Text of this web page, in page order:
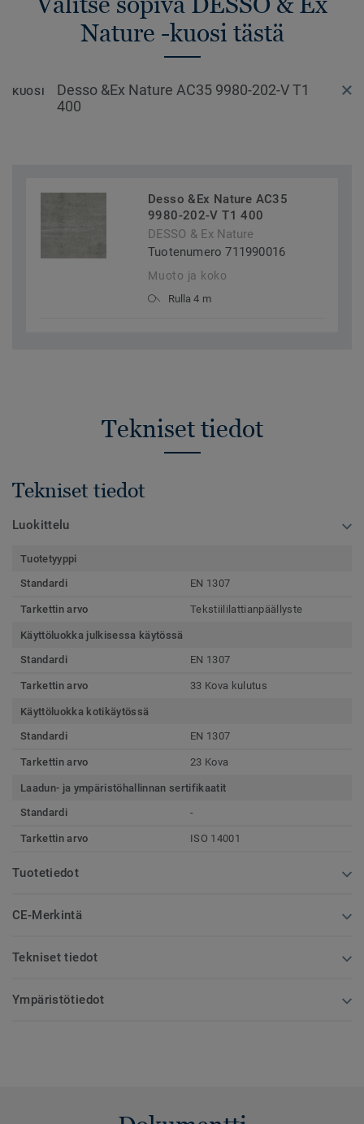
Nature -kuosi tästä
KUOSI
Desso &Ex Nature AC35 9980-202-V T1
400
Desso &Ex Nature AC35
9980-202-V T1 400
DESSO & Ex Nature
Tuotenumero 711990016
Muoto ja koko
Rulla 4 m
Tekniset tiedot
Tekniset tiedot
Luokittelu
Tuotetyyppi
Standardi
EN 1307
Tarkettin arvo Tekstiililattianpäällyste
Käyttöluokka julkisessa käytössä
Standardi
EN 1307
Tarkettin arvo 33 Kova kulutus
Käyttöluokka kotikäytössä
Standardi
EN 1307
Tarkettin arvo 23 Kova
Laadun- ja ympäristöhallinnan sertifikaatit
Standardi
-
Tarkettin arvo ISO 14001
Tuotetiedot
CE-Merkintä
Tekniset tiedot
Ympäristötiedot